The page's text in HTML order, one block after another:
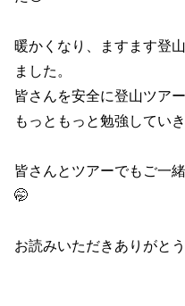
暖かくなり、ますます登
ました。
皆さんを安全に登山ツア
もっともっと勉強してい
皆さんとツアーでもご一
🤭
お読みいただきありがと